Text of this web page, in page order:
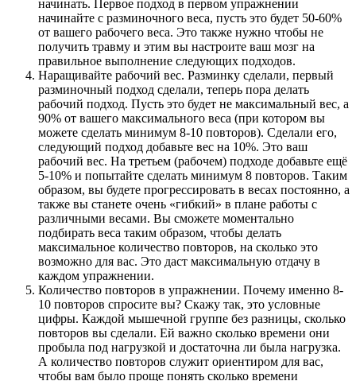
начинать. Первое подход в первом упражнении
начинайте с разминочного веса, пусть это будет 50-60%
от вашего рабочего веса. Это также нужно чтобы не
получить травму и этим вы настроите ваш мозг на
правильное выполнение следующих подходов.
Наращивайте рабочий вес. Разминку сделали, первый
разминочный подход сделали, теперь пора делать
рабочий подход. Пусть это будет не максимальный вес, а
90% от вашего максимального веса (при котором вы
можете сделать минимум 8-10 повторов). Сделали его,
следующий подход добавьте вес на 10%. Это ваш
рабочий вес. На третьем (рабочем) подходе добавьте ещё
5-10% и попытайте сделать минимум 8 повторов. Таким
образом, вы будете прогрессировать в весах постоянно, а
также вы станете очень «гибкий» в плане работы с
различными весами. Вы сможете моментально
подбирать веса таким образом, чтобы делать
максимальное количество повторов, на сколько это
возможно для вас. Это даст максимальную отдачу в
каждом упражнении.
Количество повторов в упражнении. Почему именно 8-
10 повторов спросите вы? Скажу так, это условные
цифры. Каждой мышечной группе без разницы, сколько
повторов вы сделали. Ей важно сколько времени они
пробыла под нагрузкой и достаточна ли была нагрузка.
А количество повторов служит ориентиром для вас,
чтобы вам было проще понять сколько времени